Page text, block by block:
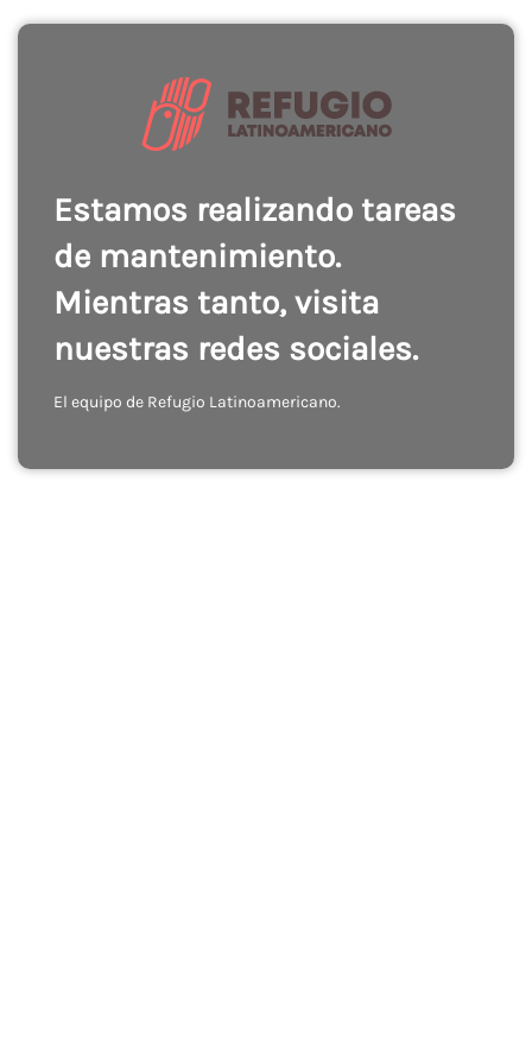
Estamos realizando tareas
de mantenimiento.
Mientras tanto, visita
nuestras redes sociales.
El equipo de Refugio Latinoamericano.